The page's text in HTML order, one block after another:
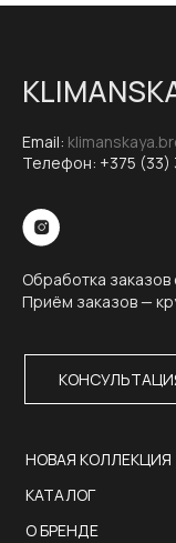
Email:
Телефон: +375
О БРЕНДЕ
КАТАЛОГ
НОВАЯ КОЛЛЕКЦИЯ
Обработка
Приём заказов —